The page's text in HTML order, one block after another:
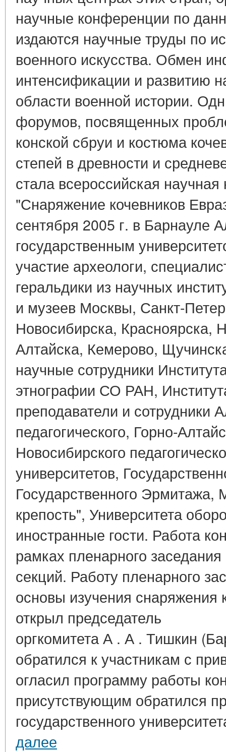
научные конференции по
издаются научные труды по
военного искусства. Обмен
интенсификации и развитию
области военной истории.
форумов, посвященных
конской сбруи и костюма
степей в древности и
стала всероссийская
"Снаряжение кочевников
сентября 2005 г. в Барнауле
государственным
участие археологи,
геральдики из научных
и музеев Москвы, Санкт-
Новосибирска, Красноярска,
Алтайска, Кемерово,
научные сотрудники
этнографии СО РАН,
преподаватели и сотрудники
педагогического, Горно-
Новосибирского
университетов,
Государственного Эрмитажа,
крепость", Университета
иностранные гости. Работа
рамках пленарного
секций. Работу пленарного
основы изучения снаряжения
открыл председатель
оргкомитета А . А . Тишкин
обратился к участникам с
огласил программу работы
присутствующим обратился
государственного
далее